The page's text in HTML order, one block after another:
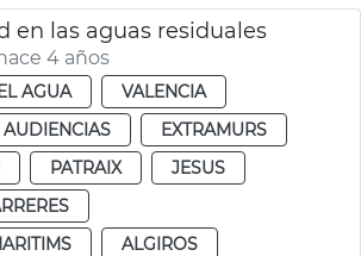
en las aguas residuales
4 años
AGUA
VALENCIA
EXTRAMURS
PATRAIX
JESUS
ALGIROS